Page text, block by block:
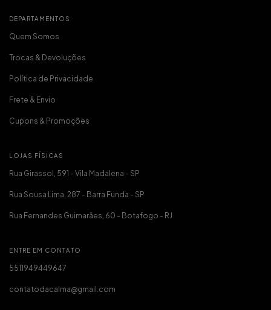
DEPARTAMENTOS
Quem Somos
Trocas & Devoluções
Política de Privacidade
Frete & Envio
Cupons & Promoções
LOJAS FÍSICAS
Rua Girassol, 591 - Vila Madalena - SP
Rua Sousa Lima, 287 - Barra Funda - SP
Rua Fernandes Guimarães, 60 - Botafogo - RJ
ENTRE EM CONTATO
5511949449647
contatodacalma@gmail.com